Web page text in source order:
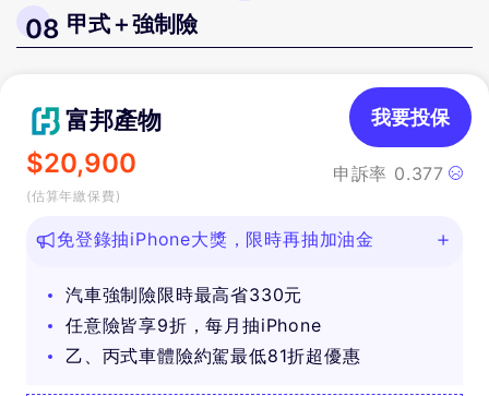
08 甲式＋強制險
富邦產物
$20,900
(估算年繳保費)
申訴率 0.377
我要投保
免登錄抽iPhone大獎，限時再抽加油金
汽車強制險限時最高省330元
任意險皆享9折，每月抽iPhone
乙、丙式車體險約駕最低81折超優惠